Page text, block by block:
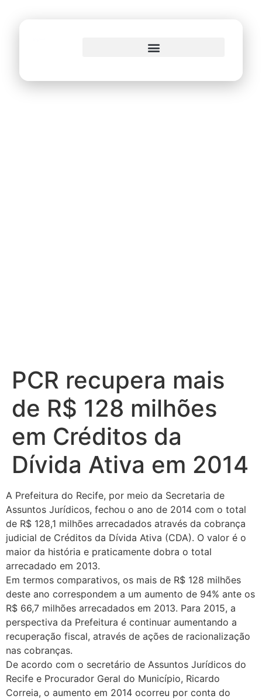
PCR recupera mais
de R$ 128 milhões
em Créditos da
Dívida Ativa em 2014
A Prefeitura do Recife, por meio da Secretaria de
Assuntos Jurídicos, fechou o ano de 2014 com o total
de R$ 128,1 milhões arrecadados através da cobrança
judicial de Créditos da Dívida Ativa (CDA). O valor é o
maior da história e praticamente dobra o total
arrecadado em 2013.
Em termos comparativos, os mais de R$ 128 milhões
deste ano correspondem a um aumento de 94% ante os
R$ 66,7 milhões arrecadados em 2013. Para 2015, a
perspectiva da Prefeitura é continuar aumentando a
recuperação fiscal, através de ações de racionalização
nas cobranças.
De acordo com o secretário de Assuntos Jurídicos do
Recife e Procurador Geral do Município, Ricardo
Correia, o aumento em 2014 ocorreu por conta do